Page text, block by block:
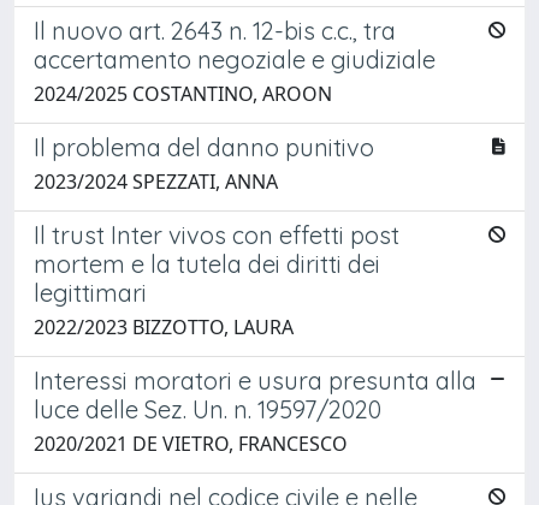
Il nuovo art. 2643 n. 12-bis c.c., tra
accertamento negoziale e giudiziale
2024/2025 COSTANTINO, AROON
Il problema del danno punitivo
2023/2024 SPEZZATI, ANNA
Il trust Inter vivos con effetti post
mortem e la tutela dei diritti dei
legittimari
2022/2023 BIZZOTTO, LAURA
Interessi moratori e usura presunta alla
luce delle Sez. Un. n. 19597/2020
2020/2021 DE VIETRO, FRANCESCO
Ius variandi nel codice civile e nelle